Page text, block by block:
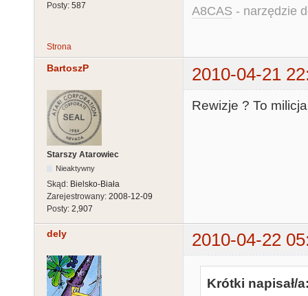
Posty: 587 A8CAS - narzędzie
Strona
BartoszP 2010-04-21
Starszy Atarowiec
Nieaktywny
Skąd: Bielsko-Biała
Zarejestrowany: 2008-12-09
Posty: 2,907
Rewizje ? To
dely 2010-04-22
Krótki napisał/